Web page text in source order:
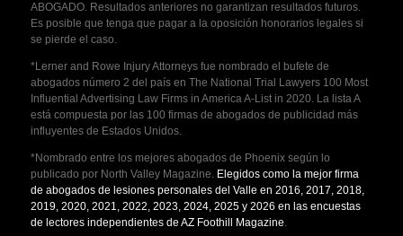
ABOGADO. Resultados anteriores no garantizan resultados futuros.
Es posible que tenga que pagar a la oposición honorarios legales si
se pierde el caso.
*Lerner and Rowe Injury Attorneys fue nombrado el bufete de
abogados número 2 del país en The National Trial Lawyers 100 Most
Influential Advertising Law Firms in America A-List in 2020. La lista A
está compuesta por las 100 firmas de abogados de publicidad más
influyentes de Estados Unidos.
*Nombrado entre los mejores abogados de Phoenix según lo
publicado por North Valley Magazine. Elegidos como la mejor firma
de abogados de lesiones personales del Valle en 2016, 2017, 2018,
2019, 2020, 2021, 2022, 2023, 2024, 2025 y 2026 en las encuestas
de lectores independientes de AZ Foothill Magazine.